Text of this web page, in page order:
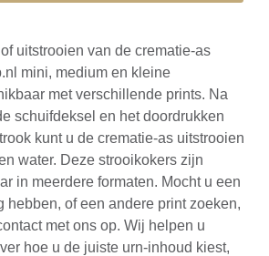
uitstrooien van de crematie-as
mini, medium en kleine
met verschillende prints. Na
schuifdeksel en het doordrukken
kunt u de crematie-as uitstrooien
water. Deze strooikokers zijn
in meerdere formaten. Mocht u een
hebben, of een andere print zoeken,
met ons op. Wij helpen u
hoe u de juiste urn-inhoud kiest,